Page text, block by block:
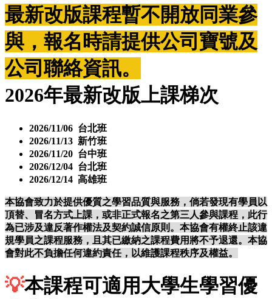
最新改版課程暫不開放同業參
與，報名時請提供公司寶號及
公司聯絡資訊。
2026年最新改版上課梯次
2026/11/06 台北班
2026/11/13 新竹班
2026/11/20 台中班
2026/12/04 台北班
2026/12/14 高雄班
本協會致力於提供優質之學習品質與服務，倘若發現有學員以
頂替、冒名方式上課，或非正式報名之第三人參與課程，此行
為已涉及違反著作權法及契約誠信原則。本協會有權終止該違
規學員之課程服務，且其已繳納之課程費用將不予退還。本協
會對此不負擔任何違約責任，以維護課程秩序及權益。
💡本課程可適用大學生學習優